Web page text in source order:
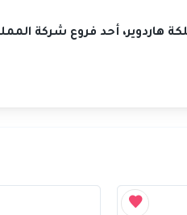
هاردوير، أحد فروع شركة